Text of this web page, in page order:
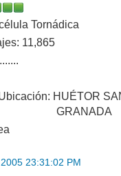
Tornádica
11,865
HUÉTOR
GRANADA
23:31:02 PM